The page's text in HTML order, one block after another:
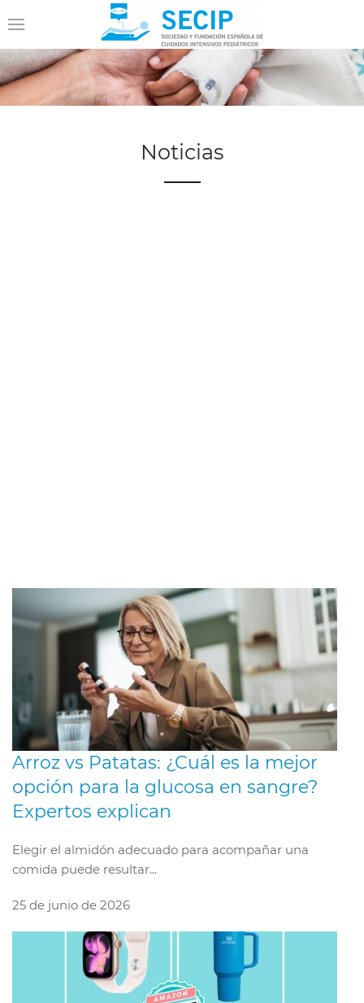
Noticias
Arroz vs Patatas: ¿Cuál es la mejor
opción para la glucosa en sangre?
Expertos explican
Elegir el almidón adecuado para acompañar una
comida puede resultar...
25 de junio de 2026